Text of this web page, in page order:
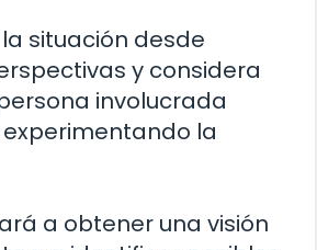
situación desde
y considera
involucrada
la
a obtener una visión